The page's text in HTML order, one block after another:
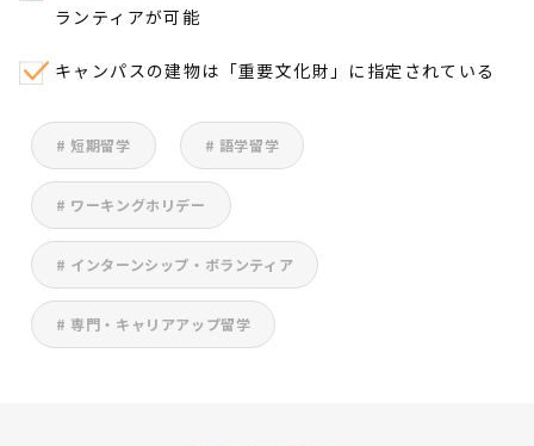
ランティアが可能
キャンパスの建物は「重要文化財」に指定されている
# 短期留学 # 語学留学
# ワーキングホリデー
# インターンシップ・ボランティア
# 専門・キャリアアップ留学